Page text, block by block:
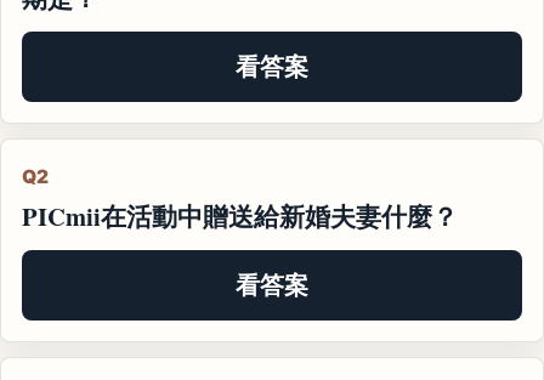
看答案
Q2
PICmii在活動中贈送給新婚夫妻什麼？
看答案